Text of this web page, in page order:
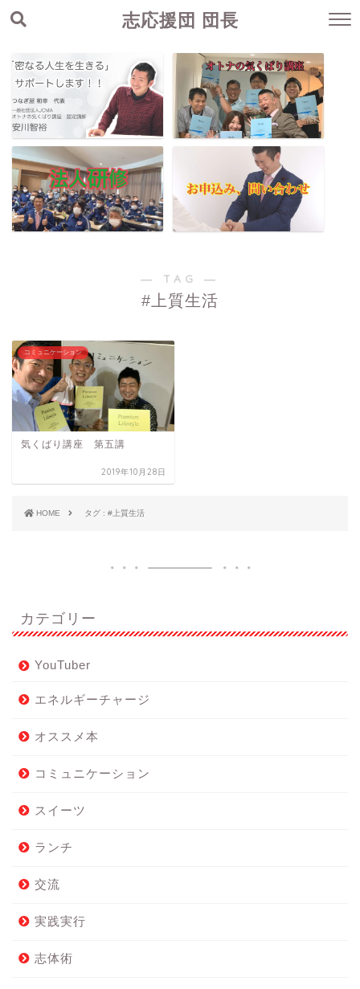
志応援団 団長
― TAG ―
#上質生活
コミュニケーション
気くばり講座 第五講
2019年10月28日
HOME タグ : #上質生活
カテゴリー
YouTuber
エネルギーチャージ
オススメ本
コミュニケーション
スイーツ
ランチ
交流
実践実行
志体術